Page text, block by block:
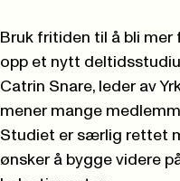
Bruk fritiden til å bli
opp et nytt
Catrin Snare, leder av
mener mange
Studiet er særlig rettet
ønsker å bygge videre